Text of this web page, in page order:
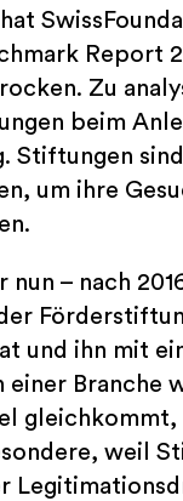
Report
Zu
beim
Stiftungen
um ihre
nun – nach
und ihn mit
einer
weil